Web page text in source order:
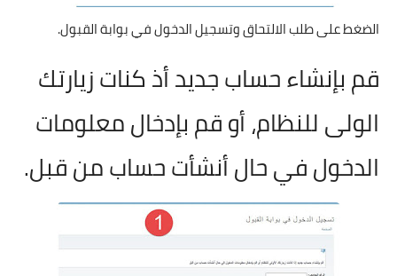
الضغط على طلب الالتحاق وتسجيل الدخول في بوابة القبول.
قم بإنشاء حساب جديد أذ كنات زيارتك
الولى للنظام، أو قم بإدخال معلومات
الدخول في حال أنشأت حساب من قبل.